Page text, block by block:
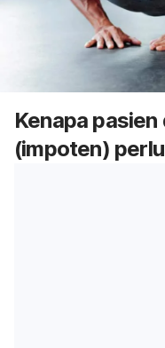
Kenapa
(impoten)